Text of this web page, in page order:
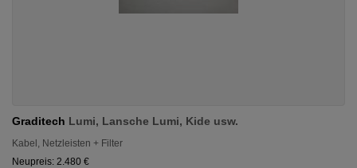
Graditech Lumi, Lansche Lumi, Kide usw.
Kabel, Netzleisten + Filter
Neupreis: 2.480 €